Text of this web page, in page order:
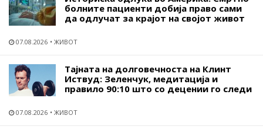
болните пациенти добија право сами
да одлучат за крајот на својот живот
07.08.2026 ЖИВОТ
Тајната на долговечноста на Клинт
Иствуд: Зеленчук, медитација и
правило 90:10 што со децении го следи
07.08.2026 ЖИВОТ